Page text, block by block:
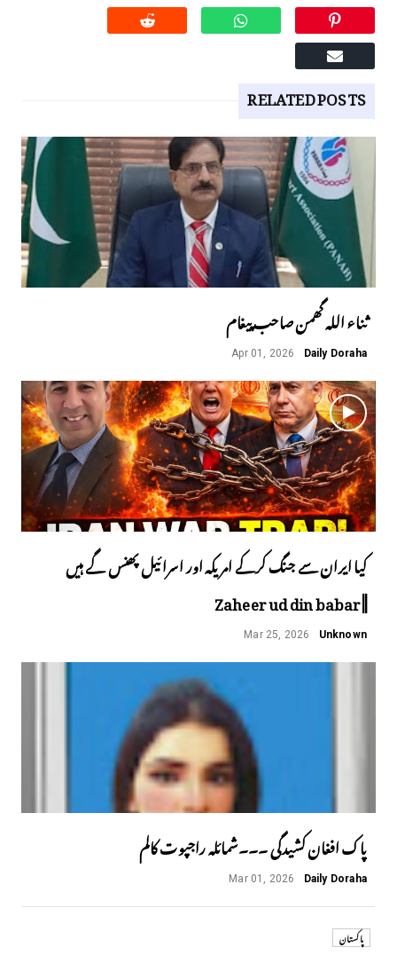
RELATED POSTS
ثناء اللہ گھمن صاحب پیغام
Daily Doraha
Apr 01, 2026
کیا ایران سے جنگ کرکے امریکہ اور اسرائیل پھنس گے ہیں
||Zaheer ud din babar
Unknown
Mar 25, 2026
پاک افغان کشیدگی ۔۔۔شمائلہ راجپوت کالم
Daily Doraha
Mar 01, 2026
پاکستان